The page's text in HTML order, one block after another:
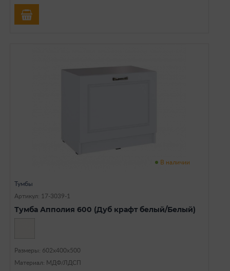
В наличии
Тумбы
Артикул: 17-3039-1
Тумба Апполия 600 (Дуб крафт белый/Белый)
Размеры: 602х400х500
Материал: МДФ/ЛДСП